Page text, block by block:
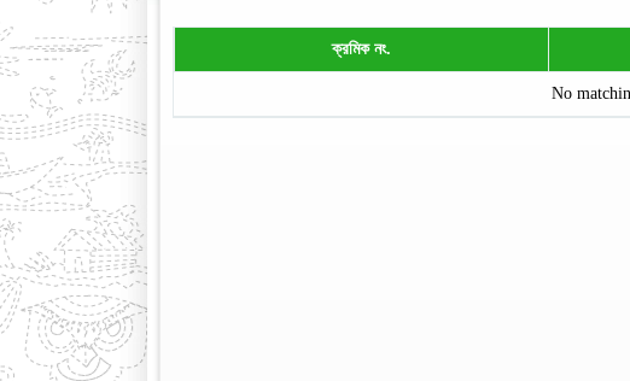
ক্রমিক নং.
No